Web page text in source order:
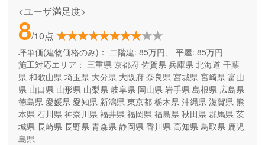
<ユーザ満足度>
8/10点
坪単価(建物価格のみ)： 二階建: 85万円、 平屋: 85万円
施工対応エリア： 三重県 京都府 佐賀県 兵庫県 北海道 千葉
県 和歌山県 埼玉県 大分県 大阪府 奈良県 宮城県 宮崎県 富山
県 山口県 山形県 山梨県 岐阜県 岡山県 岩手県 島根県 広島県
徳島県 愛媛県 愛知県 新潟県 東京都 栃木県 沖縄県 滋賀県 熊
本県 石川県 神奈川県 福井県 福岡県 福島県 秋田県 群馬県 茨
城県 長崎県 長野県 青森県 静岡県 香川県 高知県 鳥取県 鹿児
島県